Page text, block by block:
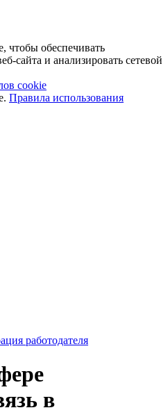
чтобы обеспечивать
сайта и анализировать сетевой
cookie
Правила использования
работодателя
в